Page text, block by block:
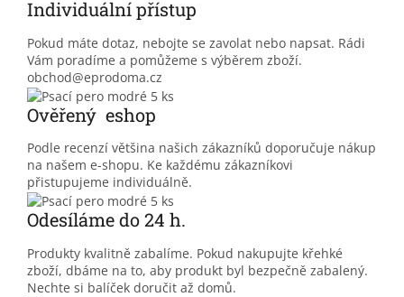
Individuální přístup
Pokud máte dotaz, nebojte se zavolat nebo napsat. Rádi
Vám poradíme a pomůžeme s výběrem zboží.
obchod@eprodoma.cz
Ověřený eshop
Podle recenzí většina našich zákazníků doporučuje nákup
na našem e-shopu. Ke každému zákazníkovi
přistupujeme individuálně.
Odesíláme do 24 h.
Produkty kvalitně zabalíme. Pokud nakupujte křehké
zboží, dbáme na to, aby produkt byl bezpečně zabalený.
Nechte si balíček doručit až domů.